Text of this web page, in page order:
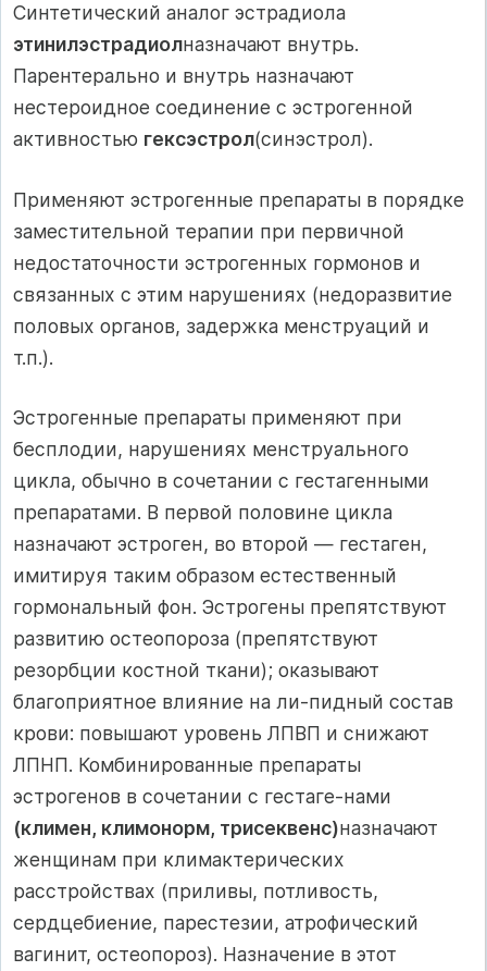
Синтетический аналог эстрадиола
этинилэстрадиолназначают внутрь.
Парентерально и внутрь назначают
нестероидное соединение с эстрогенной
активностью гексэстрол(синэстрол).
Применяют эстрогенные препараты в порядке
заместительной терапии при первичной
недостаточности эстрогенных гормонов и
связанных с этим нарушениях (недоразвитие
половых органов, задержка менструаций и
т.п.).
Эстрогенные препараты применяют при
бесплодии, нарушениях менструального
цикла, обычно в сочетании с гестагенными
препаратами. В первой половине цикла
назначают эстроген, во второй — гестаген,
имитируя таким образом естественный
гормональный фон. Эстрогены препятствуют
развитию остеопороза (препятствуют
резорбции костной ткани); оказывают
благоприятное влияние на ли-пидный состав
крови: повышают уровень ЛПВП и снижают
ЛПНП. Комбинированные препараты
эстрогенов в сочетании с гестаге-нами
(климен, климонорм, трисеквенс)назначают
женщинам при климактерических
расстройствах (приливы, потливость,
сердцебиение, парестезии, атрофический
вагинит, остеопороз). Назначение в этот